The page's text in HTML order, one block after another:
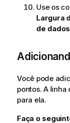
Use os
Largura
de dados
Você pode
pontos. A
para ela.
Faça o